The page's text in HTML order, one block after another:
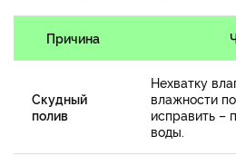
Причина
Скудный
полив
Нехватку
влажности
исправить –
воды.